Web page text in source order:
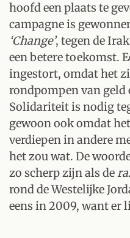
hoofd een plaats te
campagne is
‘Change’, tegen de
een betere toekomst.
ingestort, omdat het
rondpompen van geld
Solidariteit is nodig
gewoon ook omdat
verdiepen in andere
het zou wat. De
zo scherp zijn als de
rond de Westelijke
eens in 2009, want er